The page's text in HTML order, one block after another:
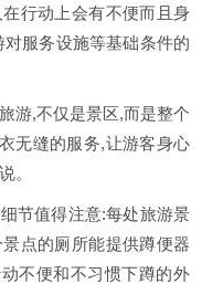
行动上会有不便而且身
服务设施等基础条件的
游,不仅是景区,而是整个
无缝的服务,让游客身心
。
节值得注意:每处旅游景
点的厕所能提供蹲便器
不便和不习惯下蹲的外